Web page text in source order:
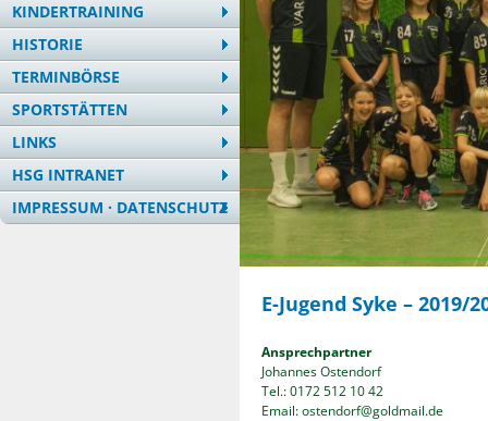
KINDERTRAINING
HISTORIE
TERMINBÖRSE
SPORTSTÄTTEN
LINKS
HSG INTRANET
IMPRESSUM · DATENSCHUTZ
E-Jugend Syke – 2019/
Ansprechpartner
Johannes Ostendorf
Tel.: 0172 512 10 42
Email: ostendorf@goldmail.de